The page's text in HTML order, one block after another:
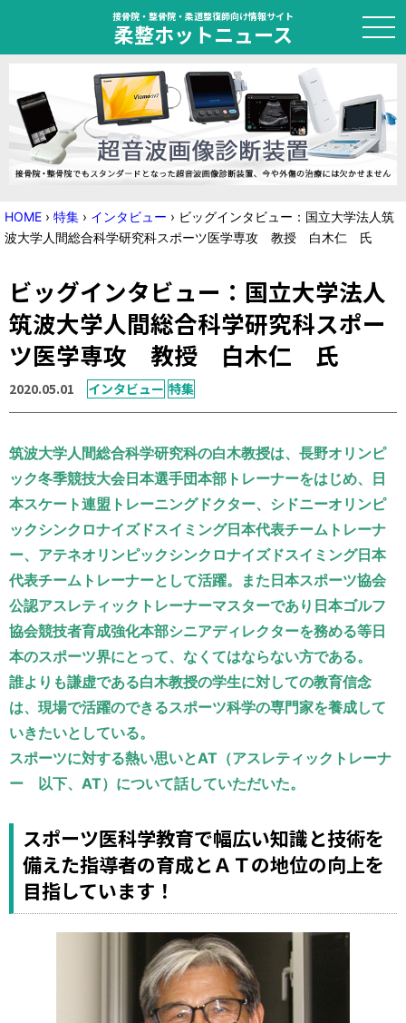
接骨院・整骨院・柔道整復師向け情報サイト
柔整ホットニュース
HOME
トピック
ニュース
国家試験対策
学会・セミナー情報
プライバシーポリシー サイトマップ
運営元 お問い合わせ
HOME › 特集 › インタビュー › ビッグインタビュー：国立大学法人筑
波大学人間総合科学研究科スポーツ医学専攻 教授 白木仁 氏
ビッグインタビュー：国立大学法人
筑波大学人間総合科学研究科スポー
ツ医学専攻 教授 白木仁 氏
2020.05.01 インタビュー 特集
筑波大学人間総合科学研究科の白木教授は、長野オリンピ
ック冬季競技大会日本選手団本部トレーナーをはじめ、日
本スケート連盟トレーニングドクター、シドニーオリンピ
ックシンクロナイズドスイミング日本代表チームトレーナ
ー、アテネオリンピックシンクロナイズドスイミング日本
代表チームトレーナーとして活躍。また日本スポーツ協会
公認アスレティックトレーナーマスターであり日本ゴルフ
協会競技者育成強化本部シニアディレクターを務める等日
本のスポーツ界にとって、なくてはならない方である。
誰よりも謙虚である白木教授の学生に対しての教育信念
は、現場で活躍のできるスポーツ科学の専門家を養成して
いきたいとしている。
スポーツに対する熱い思いとAT（アスレティックトレーナ
ー 以下、AT）について話していただいた。
スポーツ医科学教育で幅広い知識と技術を
備えた指導者の育成とＡＴの地位の向上を
目指しています！